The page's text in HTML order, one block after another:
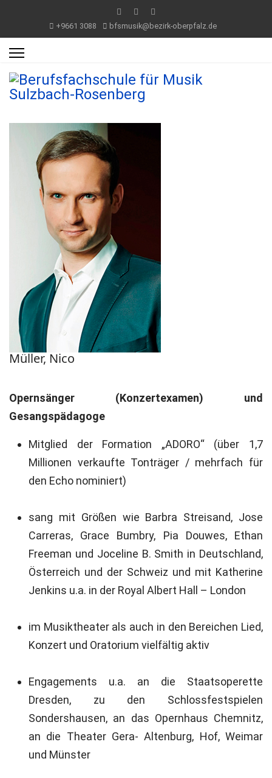
+9661 3088 bfsmusik@bezirk-oberpfalz.de
Müller, Nico
Opernsänger (Konzertexamen) und
Gesangspädagoge
Mitglied der Formation „ADORO“ (über 1,7
Millionen verkaufte Tonträger / mehrfach für
den Echo nominiert)
sang mit Größen wie Barbra Streisand, Jose
Carreras, Grace Bumbry, Pia Douwes, Ethan
Freeman und Joceline B. Smith in Deutschland,
Österreich und der Schweiz und mit Katherine
Jenkins u.a. in der Royal Albert Hall – London
im Musiktheater als auch in den Bereichen Lied,
Konzert und Oratorium vielfältig aktiv
Engagements u.a. an die Staatsoperette
Dresden, zu den Schlossfestspielen
Sondershausen, an das Opernhaus Chemnitz,
an die Theater Gera- Altenburg, Hof, Weimar
und Münster